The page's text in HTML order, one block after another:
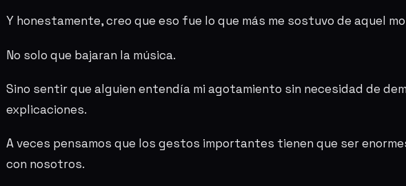
Y honestamente, creo que eso fue lo que más me sostuvo de aquel
No solo que bajaran la música.
Sino sentir que alguien entendía mi agotamiento sin necesidad de
explicaciones.
A veces pensamos que los gestos importantes tienen que ser
con nosotros.